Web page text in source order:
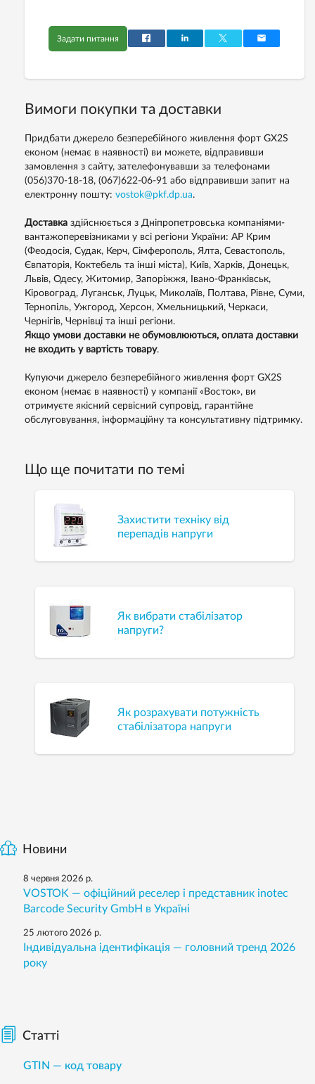
Задати питання
Вимоги покупки та доставки
Придбати джерело безперебійного живлення форт GX2S
економ (немає в наявності) ви можете, відправивши
замовлення з сайту, зателефонувавши за телефонами
(056)370-18-18, (067)622-06-91 або відправивши запит на
електронну пошту: vostok@pkf.dp.ua.
Доставка здійснюється з Дніпропетровська компаніями-
вантажоперевізниками у всі регіони України: АР Крим
(Феодосія, Судак, Керч, Сімферополь, Ялта, Севастополь,
Євпаторія, Коктебель та інші міста), Київ, Харків, Донецьк,
Львів, Одесу, Житомир, Запоріжжя, Івано-Франківськ,
Кіровоград, Луганськ, Луцьк, Миколаїв, Полтава, Рівне, Суми,
Тернопіль, Ужгород, Херсон, Хмельницький, Черкаси,
Чернігів, Чернівці та інші регіони.
Якщо умови доставки не обумовлюються, оплата доставки
не входить у вартість товару.
Купуючи джерело безперебійного живлення форт GX2S
економ (немає в наявності) у компанії «Восток», ви
отримуєте якісний сервісний супровід, гарантійне
обслуговування, інформаційну та консультативну підтримку.
Що ще почитати по темі
Захистити техніку від
перепадів напруги
Як вибрати стабілізатор
напруги?
Як розрахувати потужність
стабілізатора напруги
Новини
8 червня 2026 р.
VOSTOK — офіційний реселер і представник inotec
Barcode Security GmbH в Україні
25 лютого 2026 р.
Індивідуальна ідентифікація — головний тренд 2026
року
Статті
GTIN — код товару